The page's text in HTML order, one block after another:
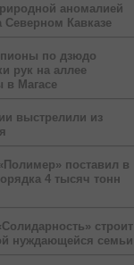
аномалией
Северном Кавказе
по дзюдо
рук на аллее
в Магасе
выстрелили из
поставил в
4 тысяч тонн
строит
нуждающейся семьи